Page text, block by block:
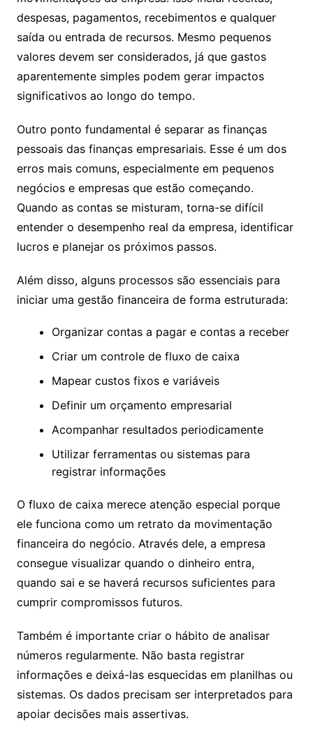
despesas, pagamentos, recebimentos e qualquer
saída ou entrada de recursos. Mesmo pequenos
valores devem ser considerados, já que gastos
aparentemente simples podem gerar impactos
significativos ao longo do tempo.
Outro ponto fundamental é separar as finanças
pessoais das finanças empresariais. Esse é um dos
erros mais comuns, especialmente em pequenos
negócios e empresas que estão começando.
Quando as contas se misturam, torna-se difícil
entender o desempenho real da empresa, identificar
lucros e planejar os próximos passos.
Além disso, alguns processos são essenciais para
iniciar uma gestão financeira de forma estruturada:
Organizar contas a pagar e contas a receber
Criar um controle de fluxo de caixa
Mapear custos fixos e variáveis
Definir um orçamento empresarial
Acompanhar resultados periodicamente
Utilizar ferramentas ou sistemas para
registrar informações
O fluxo de caixa merece atenção especial porque
ele funciona como um retrato da movimentação
financeira do negócio. Através dele, a empresa
consegue visualizar quando o dinheiro entra,
quando sai e se haverá recursos suficientes para
cumprir compromissos futuros.
Também é importante criar o hábito de analisar
números regularmente. Não basta registrar
informações e deixá-las esquecidas em planilhas ou
sistemas. Os dados precisam ser interpretados para
apoiar decisões mais assertivas.